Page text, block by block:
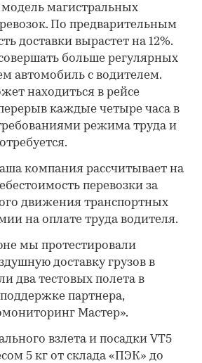
магистральных
По предварительным
доставки вырастет на 12%.
больше регулярных
автомобиль с водителем.
находиться в рейсе
каждые четыре часа в
режима труда и
компания рассчитывает на
перевозки за
движения транспортных
на оплате труда водителя.
мы протестировали
доставку грузов в
два тестовых полета в
партнера,
Мастер».
взлета и посадки VT5
5 кг от склада «ПЭК» до